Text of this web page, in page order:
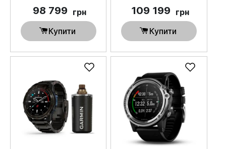
98 799 грн
Купити
109 199 грн
Купити